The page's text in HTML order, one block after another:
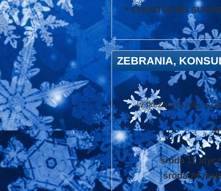
* CHUSTECZKI
ZEBRANIA,
w bieżącym roku
środa 11
środa 24